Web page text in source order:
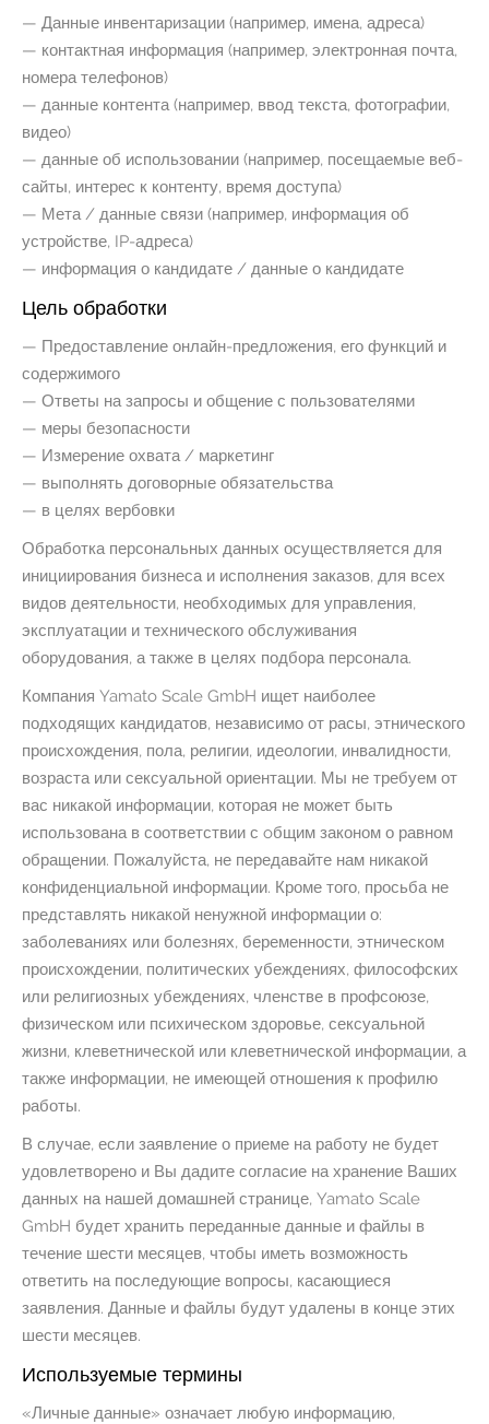
— Данные инвентаризации (например, имена, адреса)
— контактная информация (например, электронная почта,
номера телефонов)
— данные контента (например, ввод текста, фотографии,
видео)
— данные об использовании (например, посещаемые веб-
сайты, интерес к контенту, время доступа)
— Мета / данные связи (например, информация об
устройстве, IP-адреса)
— информация о кандидате / данные о кандидате
Цель обработки
— Предоставление онлайн-предложения, его функций и
содержимого
— Ответы на запросы и общение с пользователями
— меры безопасности
— Измерение охвата / маркетинг
— выполнять договорные обязательства
— в целях вербовки
Обработка персональных данных осуществляется для
инициирования бизнеса и исполнения заказов, для всех
видов деятельности, необходимых для управления,
эксплуатации и технического обслуживания
оборудования, а также в целях подбора персонала.
Компания Yamato Scale GmbH ищет наиболее
подходящих кандидатов, независимо от расы, этнического
происхождения, пола, религии, идеологии, инвалидности,
возраста или сексуальной ориентации. Мы не требуем от
вас никакой информации, которая не может быть
использована в соответствии с oбщим законом о равном
обращении. Пожалуйста, не передавайте нам никакой
конфиденциальной информации. Кроме того, просьба не
представлять никакой ненужной информации о:
заболеваниях или болезнях, беременности, этническом
происхождении, политических убеждениях, философских
или религиозных убеждениях, членстве в профсоюзе,
физическом или психическом здоровье, сексуальной
жизни, клеветнической или клеветнической информации, а
также информации, не имеющей отношения к профилю
работы.
В случае, если заявление о приеме на работу не будет
удовлетворено и Вы дадите согласие на хранение Ваших
данных на нашей домашней странице, Yamato Scale
GmbH будет хранить переданные данные и файлы в
течение шести месяцев, чтобы иметь возможность
ответить на последующие вопросы, касающиеся
заявления. Данные и файлы будут удалены в конце этих
шести месяцев.
Используемые термины
«Личные данные» означает любую информацию,